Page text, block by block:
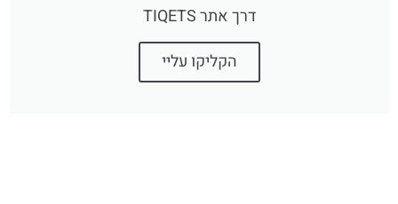
דרך אתר TIQETS
הקליקו עליי